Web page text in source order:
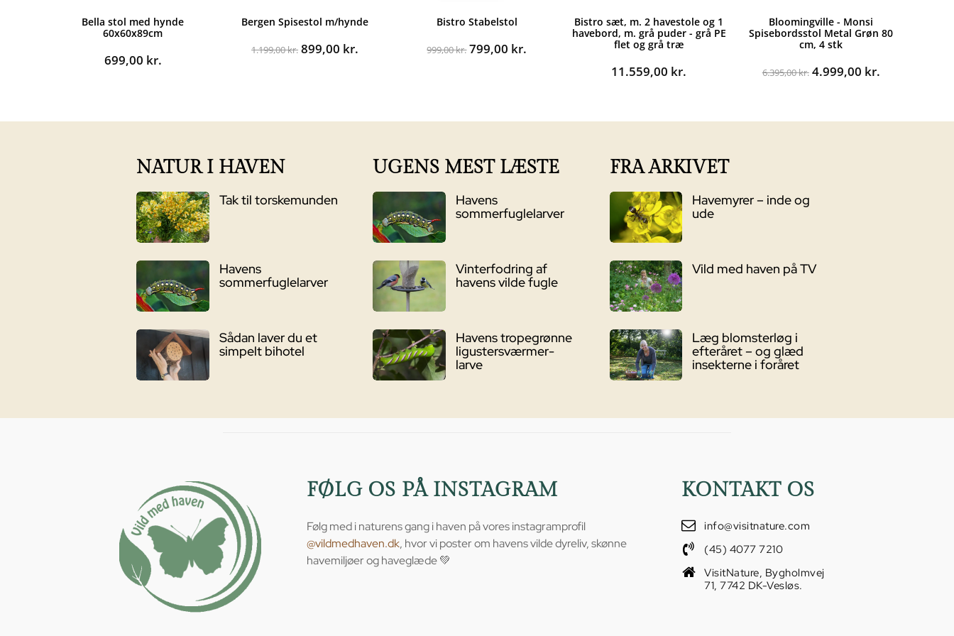
Bella stol med hynde
60x60x89cm
699,00 kr.
Bergen Spisestol m/hynde
1.199,00kr. Den
899,00 kr.
Bistro Stabelstol
999,00kr.Den
799,00 kr.
Bistro sæt, m. 2 havestole og 1
havebord, m. grå puder - grå PE
flet og grå træ
11.559,00 kr.
Bloomingville - Monsi
Spisebordsstol Metal Grøn 80
cm, 4 stk
6.395,00kr. Den
4.999,00 kr.Den
NATUR I HAVEN
Tak til torskemunden
Havens
sommerfuglelarver
Sådan laver du et
simpelt bihotel
UGENS MEST LÆSTE
Havens
sommerfuglelarver
Vinterfodring af
havens vilde fugle
Havens tropegrønne
ligustersværmer-
larve
FRA ARKIVET
Havemyrer – inde og
ude
Vild med haven på TV
Læg blomsterløg i
efteråret – og glæd
insekterne i foråret
FØLG OS PÅ INSTAGRAM
Følg med i naturens gang i haven på vores instagramprofil
@vildmedhaven.dk, hvor vi poster om havens vilde dyreliv, skønne
havemiljøer og haveglæde 💚
KONTAKT OS
info@visitnature.com
(45) 4077 7210
VisitNature, Bygholmvej
71, 7742 DK-Vesløs.